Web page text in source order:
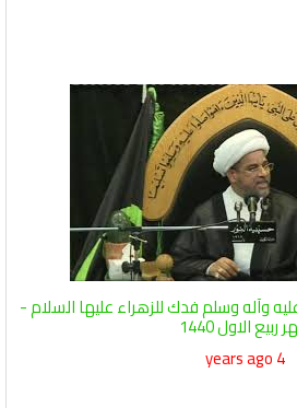
وآله وسلم فدك للزهراء عليها السلام -
ربيع الاول 1440
4 years ago